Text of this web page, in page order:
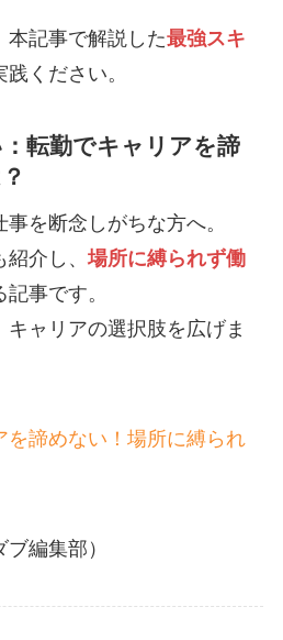
本記事で解説した最強スキ
践ください。
転勤でキャリアを諦
を断念しがちな方へ。
紹介し、場所に縛られず働
事です。
ャリアの選択肢を広げま
を諦めない！場所に縛られ
編集部）